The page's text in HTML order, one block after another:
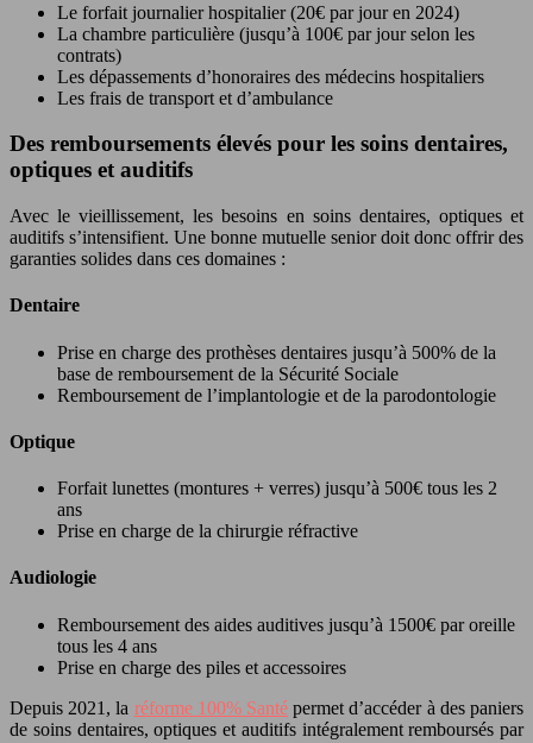
Le forfait journalier hospitalier (20€ par jour en 2024)
La chambre particulière (jusqu’à 100€ par jour selon les
contrats)
Les dépassements d’honoraires des médecins hospitaliers
Les frais de transport et d’ambulance
Des remboursements élevés pour les soins dentaires,
optiques et auditifs
Avec le vieillissement, les besoins en soins dentaires, optiques et
auditifs s’intensifient. Une bonne mutuelle senior doit donc offrir des
garanties solides dans ces domaines :
Dentaire
Prise en charge des prothèses dentaires jusqu’à 500% de la
base de remboursement de la Sécurité Sociale
Remboursement de l’implantologie et de la parodontologie
Optique
Forfait lunettes (montures + verres) jusqu’à 500€ tous les 2
ans
Prise en charge de la chirurgie réfractive
Audiologie
Remboursement des aides auditives jusqu’à 1500€ par oreille
tous les 4 ans
Prise en charge des piles et accessoires
Depuis 2021, la réforme 100% Santé permet d’accéder à des paniers
de soins dentaires, optiques et auditifs intégralement remboursés par